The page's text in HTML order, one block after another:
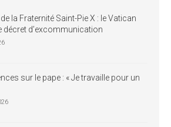
la Fraternité Saint-Pie X : le Vatican
décret d’excommunication
sur le pape : « Je travaille pour un